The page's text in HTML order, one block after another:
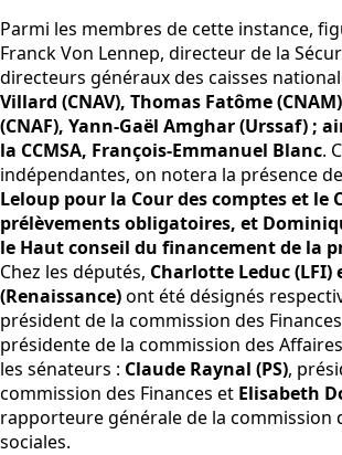
Parmi les membres de cette instance,
Franck Von Lennep, directeur de la
directeurs généraux des caisses
Villard (CNAV), Thomas Fatôme
(CNAF), Yann-Gaël Amghar (Urssaf) ;
la CCMSA, François-Emmanuel Blanc.
indépendantes, on notera la présence de
Leloup pour la Cour des comptes et le
prélèvements obligatoires, et
le Haut conseil du financement de la
Chez les députés, Charlotte Leduc (LFI)
(Renaissance)ont été désignés
président de la commission des
présidente de la commission des
les sénateurs : Claude Raynal (PS),
commission des Finances et Elisabeth
rapporteure générale de la commission
sociales.